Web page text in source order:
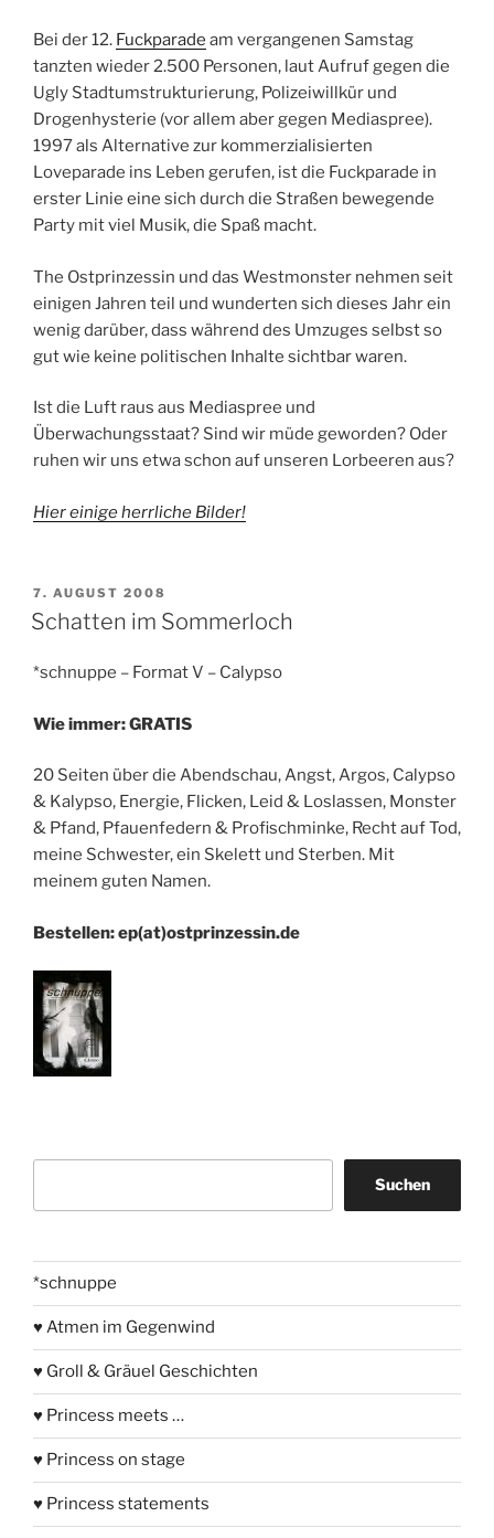
Bei der 12. Fuckparade am vergangenen Samstag
tanzten wieder 2.500 Personen, laut Aufruf gegen die
Ugly Stadtumstrukturierung, Polizeiwillkür und
Drogenhysterie (vor allem aber gegen Mediaspree).
1997 als Alternative zur kommerzialisierten
Loveparade ins Leben gerufen, ist die Fuckparade in
erster Linie eine sich durch die Straßen bewegende
Party mit viel Musik, die Spaß macht.
The Ostprinzessin und das Westmonster nehmen seit
einigen Jahren teil und wunderten sich dieses Jahr ein
wenig darüber, dass während des Umzuges selbst so
gut wie keine politischen Inhalte sichtbar waren.
Ist die Luft raus aus Mediaspree und
Überwachungsstaat? Sind wir müde geworden? Oder
ruhen wir uns etwa schon auf unseren Lorbeeren aus?
Hier einige herrliche Bilder!
VERÖFFENTLICHT
AM
7. AUGUST 2008
Schatten im Sommerloch
*schnuppe – Format V – Calypso
Wie immer:GRATIS
20 Seiten über die Abendschau, Angst, Argos, Calypso
& Kalypso, Energie, Flicken, Leid & Loslassen, Monster
& Pfand, Pfauenfedern & Profischminke, Recht auf Tod,
meine Schwester, ein Skelett und Sterben. Mit
meinem guten Namen.
Bestellen: ep(at)ostprinzessin.de
Suchen
*schnuppe
♥ Atmen im Gegenwind
♥ Groll & Gräuel Geschichten
♥ Princess meets …
♥ Princess on stage
♥ Princess statements